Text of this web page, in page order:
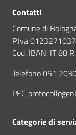
Contatti
Comune di
P.Iva
Cod. IBAN: IT 88
Telefono051
PEC
Categorie di